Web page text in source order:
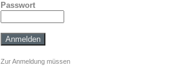
Passwort
Zur Anmeldung müssen